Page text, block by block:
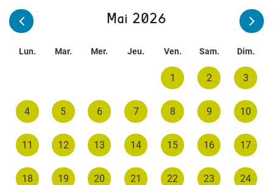
Mai 2026
Lun. Mar. Mer. Jeu. Ven. Sam. Dim.
1 2 3
4 5 6 7 8 9 10
11 12 13 14 15 16 17
18 19 20 21 22 23 24